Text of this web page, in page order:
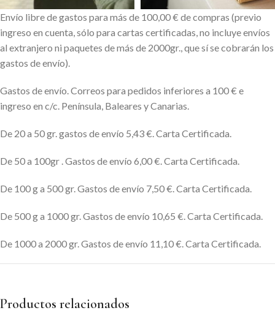
Envío libre de gastos para más de 100,00 € de compras (previo
ingreso en cuenta, sólo para cartas certificadas, no incluye envíos
al extranjero ni paquetes de más de 2000gr., que sí se cobrarán los
gastos de envío).
Gastos de envío. Correos para pedidos inferiores a 100 € e
ingreso en c/c. Península, Baleares y Canarias.
De 20 a 50 gr. gastos de envío 5,43 €. Carta Certificada.
De 50 a 100gr . Gastos de envío 6,00 €. Carta Certificada.
De 100 g a 500 gr. Gastos de envío 7,50 €. Carta Certificada.
De 500 g a 1000 gr. Gastos de envío 10,65 €. Carta Certificada.
De 1000 a 2000 gr. Gastos de envío 11,10 €. Carta Certificada.
Productos relacionados